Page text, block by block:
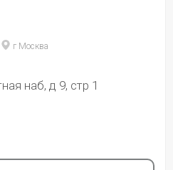
г Москва
наб, д 9, стр 1